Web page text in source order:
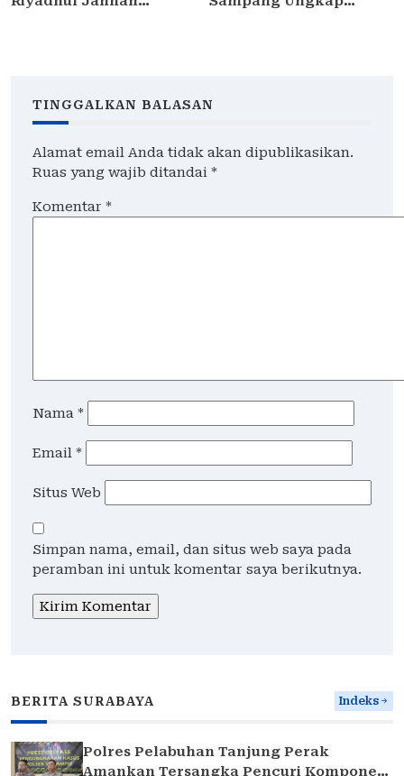
TINGGALKAN BALASAN
Alamat email Anda tidak akan dipublikasikan.
Ruas yang wajib ditandai *
Komentar *
Nama *
Email *
Situs Web
Simpan nama, email, dan situs web saya pada
peramban ini untuk komentar saya berikutnya.
BERITA SURABAYA Indeks
Polres Pelabuhan Tanjung Perak
Amankan Tersangka Pencuri Komponen